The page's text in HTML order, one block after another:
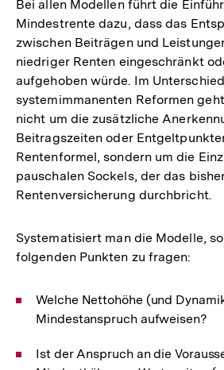
Bei allen Modellen führt die
Mindestrente dazu, dass das
zwischen Beiträgen und
niedriger Renten eingeschränkt
aufgehoben würde. Im
systemimmanenten Reformen
nicht um die zusätzliche
Beitragszeiten oder
Rentenformel, sondern um die
pauschalen Sockels, der das
Rentenversicherung durchbricht.
Systematisiert man die Modelle,
folgenden Punkten zu fragen:
Welche Nettohöhe (und
Mindestanspruch aufweisen?
Ist der Anspruch an die